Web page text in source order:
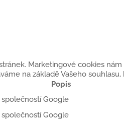
Marketingové cookies
na základě Vašeho
Popis
Google
Google